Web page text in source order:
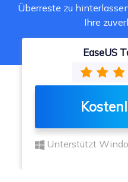
Überreste zu
Ihre
EaseUS
Unterstützt